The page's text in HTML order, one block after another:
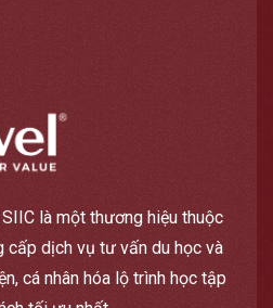
là một thương hiệu thuộc
cấp dịch vụ tư vấn du học và
cá nhân hóa lộ trình học tập